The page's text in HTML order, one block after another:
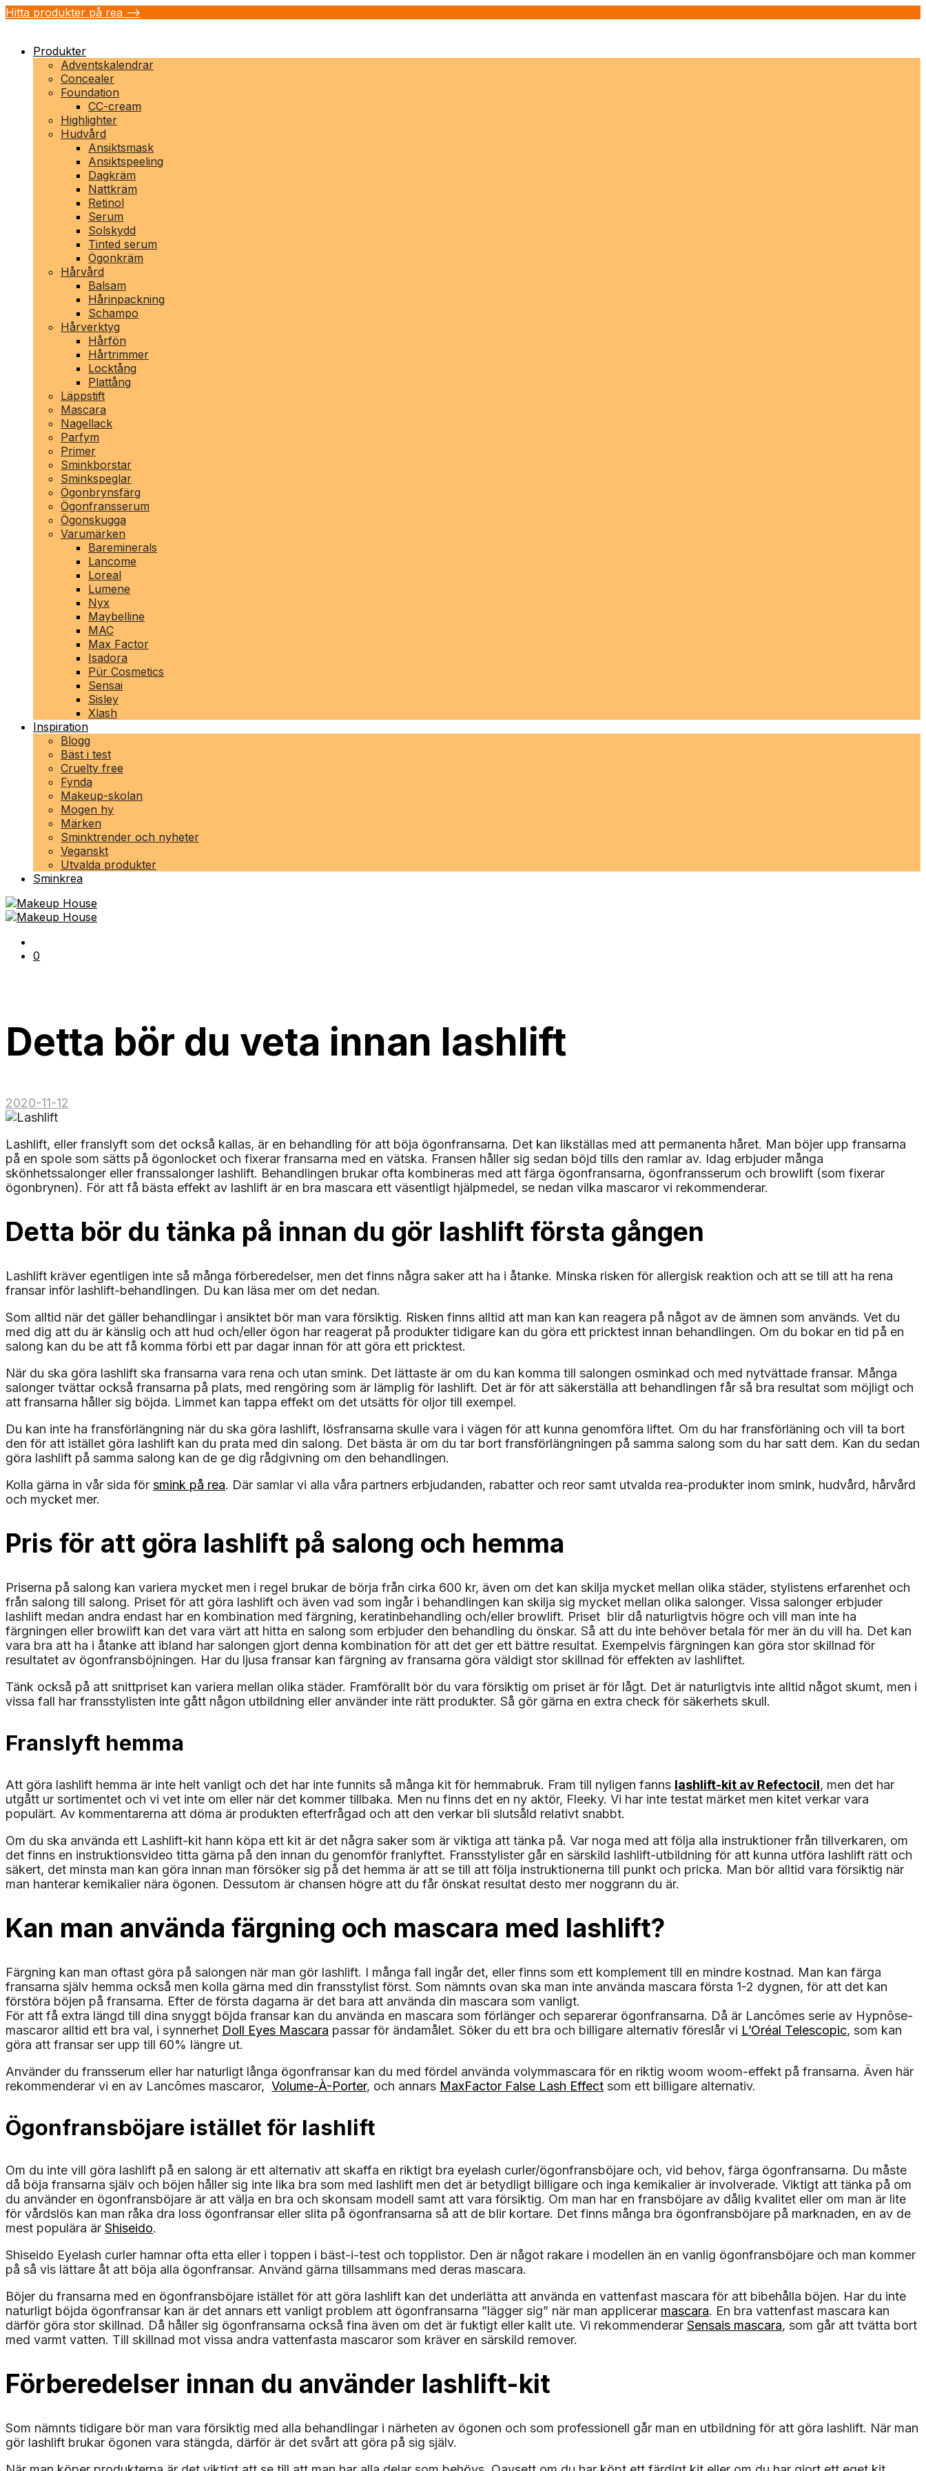
Hitta produkter på rea -->
Produkter
Adventskalendrar
Concealer
Foundation
CC-cream
Highlighter
Hudvård
Ansiktsmask
Ansiktspeeling
Dagkräm
Nattkräm
Retinol
Serum
Solskydd
Tinted serum
Ögonkräm
Hårvård
Balsam
Hårinpackning
Schampo
Hårverktyg
Hårfön
Hårtrimmer
Locktång
Plattång
Läppstift
Mascara
Nagellack
Parfym
Primer
Sminkborstar
Sminkspeglar
Ögonbrynsfärg
Ögonfransserum
Ögonskugga
Varumärken
Bareminerals
Lancome
Loreal
Lumene
Nyx
Maybelline
MAC
Max Factor
Isadora
Pür Cosmetics
Sensai
Sisley
Xlash
Inspiration
Blogg
Bäst i test
Cruelty free
Fynda
Makeup-skolan
Mogen hy
Märken
Sminktrender och nyheter
Veganskt
Utvalda produkter
Sminkrea
0
Detta bör du veta innan lashlift
2020-11-12
Lashlift, eller franslyft som det också kallas, är en behandling för att böja ögonfransarna. Det kan likställas med att permanenta håret. Man böjer upp fransarna
på en spole som sätts på ögonlocket och fixerar fransarna med en vätska. Fransen håller sig sedan böjd tills den ramlar av. Idag erbjuder många
skönhetssalonger eller franssalonger lashlift. Behandlingen brukar ofta kombineras med att färga ögonfransarna, ögonfransserum och browlift (som fixerar
ögonbrynen). För att få bästa effekt av lashlift är en bra mascara ett väsentligt hjälpmedel, se nedan vilka mascaror vi rekommenderar.
Detta bör du tänka på innan du gör lashlift första gången
Lashlift kräver egentligen inte så många förberedelser, men det finns några saker att ha i åtanke. Minska risken för allergisk reaktion och att se till att ha rena
fransar inför lashlift-behandlingen. Du kan läsa mer om det nedan.
Som alltid när det gäller behandlingar i ansiktet bör man vara försiktig. Risken finns alltid att man kan kan reagera på något av de ämnen som används. Vet du
med dig att du är känslig och att hud och/eller ögon har reagerat på produkter tidigare kan du göra ett pricktest innan behandlingen. Om du bokar en tid på en
salong kan du be att få komma förbi ett par dagar innan för att göra ett pricktest.
När du ska göra lashlift ska fransarna vara rena och utan smink. Det lättaste är om du kan komma till salongen osminkad och med nytvättade fransar. Många
salonger tvättar också fransarna på plats, med rengöring som är lämplig för lashlift. Det är för att säkerställa att behandlingen får så bra resultat som möjligt och
att fransarna håller sig böjda. Limmet kan tappa effekt om det utsätts för oljor till exempel.
Du kan inte ha fransförlängning när du ska göra lashlift, lösfransarna skulle vara i vägen för att kunna genomföra liftet. Om du har fransförläning och vill ta bort
den för att istället göra lashlift kan du prata med din salong. Det bästa är om du tar bort fransförlängningen på samma salong som du har satt dem. Kan du sedan
göra lashlift på samma salong kan de ge dig rådgivning om den behandlingen.
Kolla gärna in vår sida för smink på rea. Där samlar vi alla våra partners erbjudanden, rabatter och reor samt utvalda rea-produkter inom smink, hudvård, hårvård
och mycket mer.
Pris för att göra lashlift på salong och hemma
Priserna på salong kan variera mycket men i regel brukar de börja från cirka 600 kr, även om det kan skilja mycket mellan olika städer, stylistens erfarenhet och
från salong till salong. Priset för att göra lashlift och även vad som ingår i behandlingen kan skilja sig mycket mellan olika salonger. Vissa salonger erbjuder
lashlift medan andra endast har en kombination med färgning, keratinbehandling och/eller browlift. Priset blir då naturligtvis högre och vill man inte ha
färgningen eller browlift kan det vara värt att hitta en salong som erbjuder den behandling du önskar. Så att du inte behöver betala för mer än du vill ha. Det kan
vara bra att ha i åtanke att ibland har salongen gjort denna kombination för att det ger ett bättre resultat. Exempelvis färgningen kan göra stor skillnad för
resultatet av ögonfransböjningen. Har du ljusa fransar kan färgning av fransarna göra väldigt stor skillnad för effekten av lashliftet.
Tänk också på att snittpriset kan variera mellan olika städer. Framförallt bör du vara försiktig om priset är för lågt. Det är naturligtvis inte alltid något skumt, men i
vissa fall har fransstylisten inte gått någon utbildning eller använder inte rätt produkter. Så gör gärna en extra check för säkerhets skull.
Franslyft hemma
Att göra lashlift hemma är inte helt vanligt och det har inte funnits så många kit för hemmabruk. Fram till nyligen fanns lashlift-kit av Refectocil, men det har
utgått ur sortimentet och vi vet inte om eller när det kommer tillbaka. Men nu finns det en ny aktör, Fleeky. Vi har inte testat märket men kitet verkar vara
populärt. Av kommentarerna att döma är produkten efterfrågad och att den verkar bli slutsåld relativt snabbt.
Om du ska använda ett Lashlift-kit hann köpa ett kit är det några saker som är viktiga att tänka på. Var noga med att följa alla instruktioner från tillverkaren, om
det finns en instruktionsvideo titta gärna på den innan du genomför franlyftet. Fransstylister går en särskild lashlift-utbildning för att kunna utföra lashlift rätt och
säkert, det minsta man kan göra innan man försöker sig på det hemma är att se till att följa instruktionerna till punkt och pricka. Man bör alltid vara försiktig när
man hanterar kemikalier nära ögonen. Dessutom är chansen högre att du får önskat resultat desto mer noggrann du är.
Kan man använda färgning och mascara med lashlift?
Färgning kan man oftast göra på salongen när man gör lashlift. I många fall ingår det, eller finns som ett komplement till en mindre kostnad. Man kan färga
fransarna själv hemma också men kolla gärna med din fransstylist först. Som nämnts ovan ska man inte använda mascara första 1-2 dygnen, för att det kan
förstöra böjen på fransarna. Efter de första dagarna är det bara att använda din mascara som vanligt.
För att få extra längd till dina snyggt böjda fransar kan du använda en mascara som förlänger och separerar ögonfransarna. Då är Lancômes serie av Hypnôse-
mascaror alltid ett bra val, i synnerhet Doll Eyes Mascara passar för ändamålet. Söker du ett bra och billigare alternativ föreslår vi L’Oréal Telescopic, som kan
göra att fransar ser upp till 60% längre ut.
Använder du fransserum eller har naturligt långa ögonfransar kan du med fördel använda volymmascara för en riktig woom woom-effekt på fransarna. Även här
rekommenderar vi en av Lancômes mascaror, Volume-À-Porter, och annars MaxFactor False Lash Effect som ett billigare alternativ.
Ögonfransböjare istället för lashlift
Om du inte vill göra lashlift på en salong är ett alternativ att skaffa en riktigt bra eyelash curler/ögonfransböjare och, vid behov, färga ögonfransarna. Du måste
då böja fransarna själv och böjen håller sig inte lika bra som med lashlift men det är betydligt billigare och inga kemikalier är involverade. Viktigt att tänka på om
du använder en ögonfransböjare är att välja en bra och skonsam modell samt att vara försiktig. Om man har en fransböjare av dålig kvalitet eller om man är lite
för vårdslös kan man råka dra loss ögonfransar eller slita på ögonfransarna så att de blir kortare. Det finns många bra ögonfransböjare på marknaden, en av de
mest populära är Shiseido.
Shiseido Eyelash curler hamnar ofta etta eller i toppen i bäst-i-test och topplistor. Den är något rakare i modellen än en vanlig ögonfransböjare och man kommer
på så vis lättare åt att böja alla ögonfransar. Använd gärna tillsammans med deras mascara.
Böjer du fransarna med en ögonfransböjare istället för att göra lashlift kan det underlätta att använda en vattenfast mascara för att bibehålla böjen. Har du inte
naturligt böjda ögonfransar kan är det annars ett vanligt problem att ögonfransarna ”lägger sig” när man applicerar mascara. En bra vattenfast mascara kan
därför göra stor skillnad. Då håller sig ögonfransarna också fina även om det är fuktigt eller kallt ute. Vi rekommenderar Sensais mascara, som går att tvätta bort
med varmt vatten. Till skillnad mot vissa andra vattenfasta mascaror som kräver en särskild remover.
Förberedelser innan du använder lashlift-kit
Som nämnts tidigare bör man vara försiktig med alla behandlingar i närheten av ögonen och som professionell går man en utbildning för att göra lashlift. När man
gör lashlift brukar ögonen vara stängda, därför är det svårt att göra på sig själv.